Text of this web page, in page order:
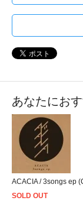
あなたにお
ACACIA / 3songs ep
SOLD OUT